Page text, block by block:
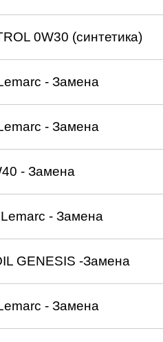
0W30 (синтетика)
- Замена
- Замена
- Замена
- Замена
GENESIS -Замена
- Замена